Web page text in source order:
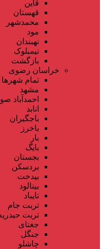
قاین
قهستان
محمدشهر
مود
نهبندان
نیمبلوک
بازگشت
خراسان رضوی
تمام شهر‌ها
مشهد
احمدآباد
انابد
باجگیران
باخرز
بار
بایگ
بجستان
بردسکن
بیدخت
بینالود
تایباد
تربت جام
تربت
جغتای
جنگل
چاشلو